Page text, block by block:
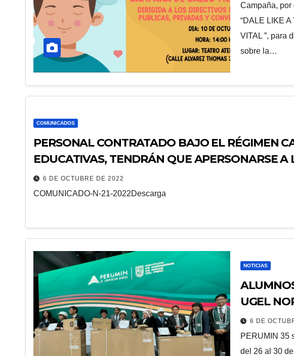
Campaña,
“DALE LIKE
VITAL ”, para
sobre la…
COMUNICADOS
PERSONAL CONTRATADO BAJO EL RÉGIMEN
EDUCATIVAS, TENDRÁN QUE APERSONARSE
DE ADENDAS.
6 DE OCTUBRE DE 2022
COMUNICADO-N-21-2022Descarga
NOTICIAS
UGEL
ESCOLAR
6 DE
PERUMIN 35
del 26 al 30